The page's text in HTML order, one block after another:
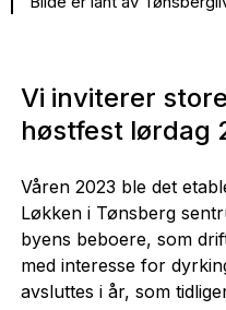
Vi inviterer
høstfest lørdag
Våren 2023 ble det
Løkken i Tønsberg
byens beboere, som
med interesse for
avsluttes i år, som